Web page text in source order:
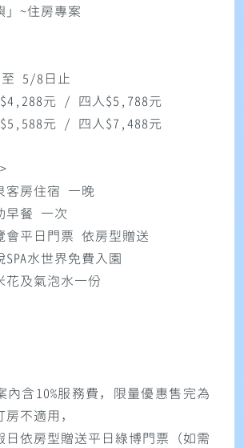
」~住房專案
5/8日止
元 / 四人$5,788元
元 / 四人$7,488元
房住宿 一晚
早餐 一次
平日門票 依房型贈送
水世界免費入園
及氣泡水一份
含10%服務費，限量優惠售完為
不適用，
依房型贈送平日綠博門票（如需